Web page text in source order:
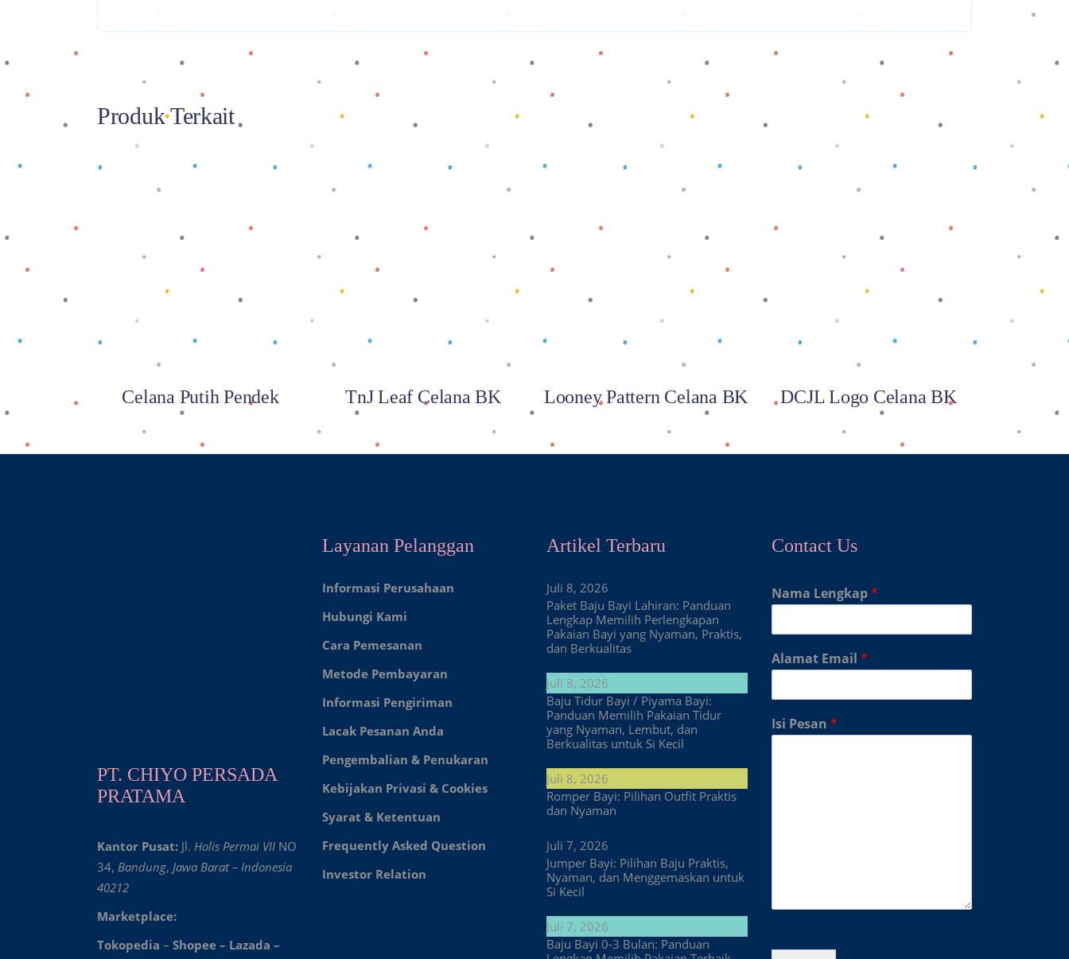
Produk Terkait
Baca selengkapnya
Celana Putih Pendek
Baca selengkapnya
TnJ Leaf Celana BK
Baca selengkapnya
Looney Pattern Celana BK
Baca selengkapnya
DCJL Logo Celana BK
PT. CHIYO PERSADA
PRATAMA
Kantor Pusat: Jl. Holis Permai VII NO
34, Bandung, Jawa Barat – Indonesia
40212
Marketplace:
Tokopedia – Shopee – Lazada –
Layanan Pelanggan
Informasi Perusahaan
Hubungi Kami
Cara Pemesanan
Metode Pembayaran
Informasi Pengiriman
Lacak Pesanan Anda
Pengembalian & Penukaran
Kebijakan Privasi & Cookies
Syarat & Ketentuan
Frequently Asked Question
Investor Relation
Artikel Terbaru
Juli 8, 2026
Paket Baju Bayi Lahiran: Panduan
Lengkap Memilih Perlengkapan
Pakaian Bayi yang Nyaman, Praktis,
dan Berkualitas
Juli 8, 2026
Baju Tidur Bayi / Piyama Bayi:
Panduan Memilih Pakaian Tidur
yang Nyaman, Lembut, dan
Berkualitas untuk Si Kecil
Juli 8, 2026
Romper Bayi: Pilihan Outfit Praktis
dan Nyaman
Juli 7, 2026
Jumper Bayi: Pilihan Baju Praktis,
Nyaman, dan Menggemaskan untuk
Si Kecil
Juli 7, 2026
Baju Bayi 0-3 Bulan: Panduan
Contact Us
Nama Lengkap*
Alamat Email *
Isi Pesan *